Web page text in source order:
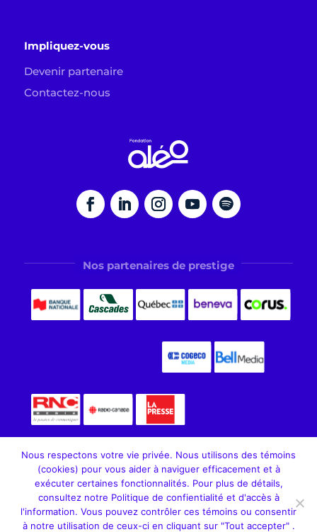
Impliquez-vous
Devenir partenaire
Contactez-nous
Nos partenaires de prestige
Fondation Aléo. Tous droits réservés, 2026
Nous respectons votre vie privée. Nous utilisons des témoins
(cookies) pour vous aider à naviguer efficacement et à
exécuter certaines fonctionnalités. Pour plus de détails,
consultez notre Politique de confientialité et d'accès à
l'information. Vous pouvez contrôler ces témoins ou consentir
à notre utilisation de ceux-ci en cliquant sur "Tout accepter" .